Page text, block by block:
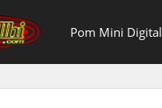
Pom Mini Digital